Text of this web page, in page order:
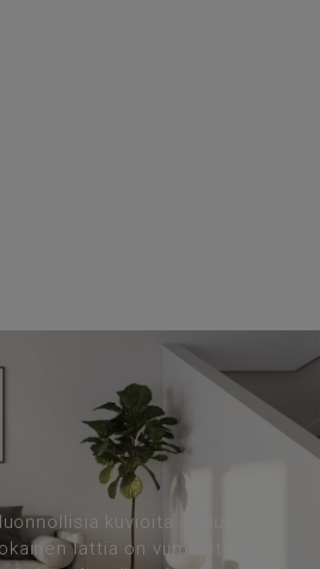
kuvioita – juuri
lattia on viimeistelty